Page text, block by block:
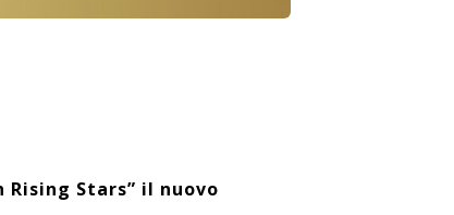
Stars” il nuovo